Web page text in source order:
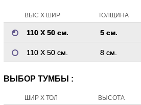
ВЫС Х ШИР ТОЛЩИНА
110 Х 50 см. 5 см.
110 Х 50 см. 8 см.
ВЫБОР ТУМБЫ :
ШИР Х ТОЛ ВЫСОТА